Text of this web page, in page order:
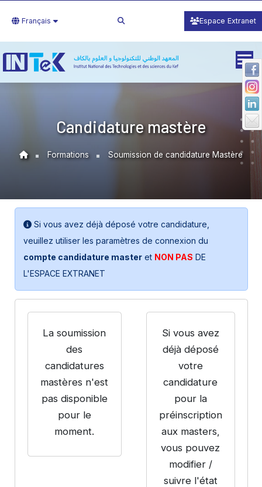
Français Espace Extranet
Candidature mastère
Formations Soumission de candidature Mastère
Si vous avez déjà déposé votre candidature,
veuillez utiliser les paramètres de connexion du
compte candidature masteret NON PAS DE
L'ESPACE EXTRANET
La soumission
des
candidatures
mastères n'est
pas disponible
pour le
moment.
Si vous avez
déjà déposé
votre
candidature
pour la
préinscription
aux masters,
vous pouvez
modifier /
suivre l'état